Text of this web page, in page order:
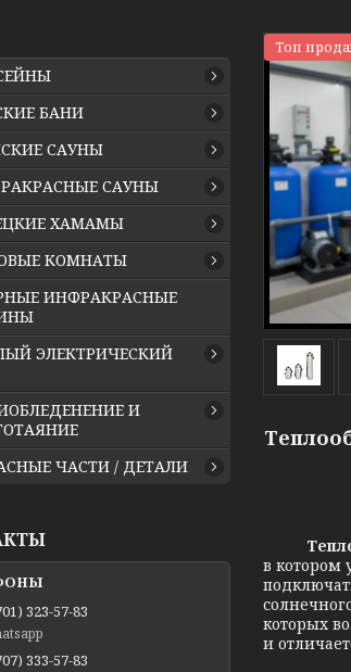
Топ
в котором
которых
и
БАНИ
САУНЫ
САУНЫ
ХАМАМЫ
КОМНАТЫ
ИНФРАКРАСНЫЕ
ЭЛЕКТРИЧЕСКИЙ
И
ЧАСТИ / ДЕТАЛИ
323-57-83
333-57-83